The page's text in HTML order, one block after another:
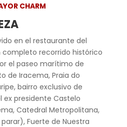
CHARM
en el restaurante del
completo recorrido histórico
el paseo marítimo de
de Iracema, Praia do
bairro exclusivo de
ex presidente Castelo
Catedral Metropolitana,
Fuerte de Nuestra